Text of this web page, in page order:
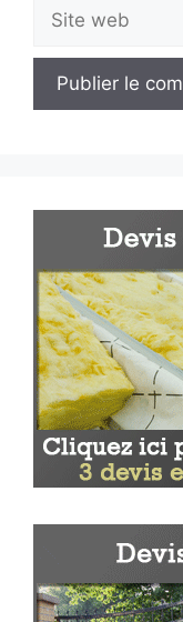
Site
web